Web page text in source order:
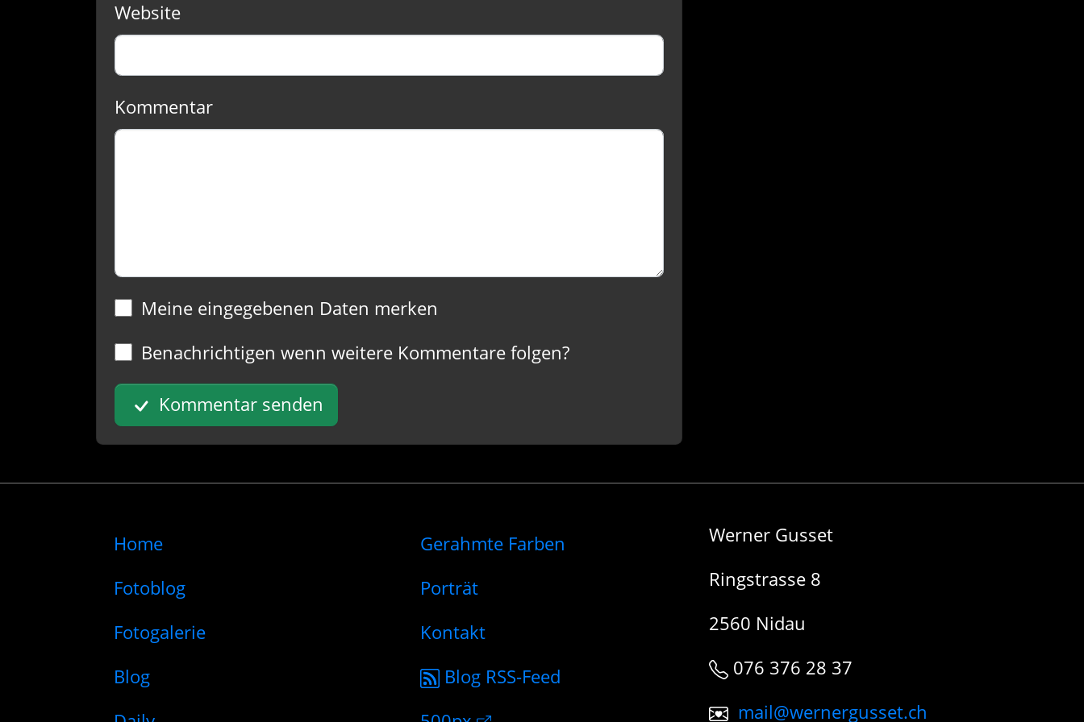
Website
Kommentar
Meine eingegebenen Daten merken
Benachrichtigen wenn weitere Kommentare folgen?
Kommentar senden
Home
Fotoblog
Fotogalerie
Blog
Gerahmte Farben
Porträt
Kontakt
Blog RSS-Feed
Werner Gusset
Ringstrasse 8
2560 Nidau
076 376 28 37
mail@wernergusset.ch